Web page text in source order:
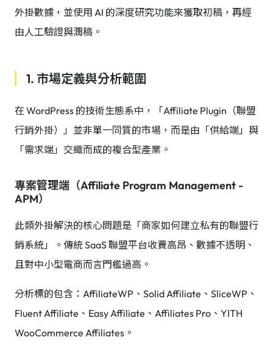
外掛數據，並使用 AI 的深度研究功能來獲取初稿，再經
由人工驗證與潤稿。
1. 市場定義與分析範圍
在 WordPress 的技術生態系中，「Affiliate Plugin（聯盟
行銷外掛）」並非單一同質的市場，而是由「供給端」與
「需求端」交織而成的複合型產業。
專案管理端（Affiliate Program Management -
APM）
此類外掛解決的核心問題是「商家如何建立私有的聯盟行
銷系統」。傳統 SaaS 聯盟平台收費高昂、數據不透明、
且對中小型電商而言門檻過高。
分析標的包含：AffiliateWP、Solid Affiliate、SliceWP、
Fluent Affiliate、Easy Affiliate、Affiliates Pro、YITH
WooCommerce Affiliates。